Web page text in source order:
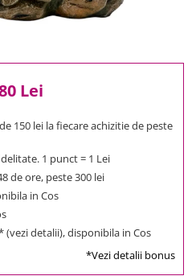
Lei
150 lei la fiecare achizitie de peste
1 punct = 1 Lei
de ore, peste 300 lei
in Cos
(vezi detalii), disponibila in Cos
*Vezi detalii bonus